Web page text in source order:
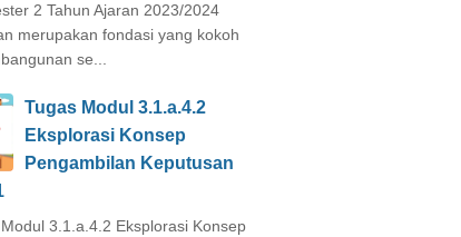
2 Tahun Ajaran 2023/2024
merupakan fondasi yang kokoh
se...
Tugas Modul 3.1.a.4.2
Eksplorasi Konsep
Pengambilan Keputusan
3.1.a.4.2 Eksplorasi Konsep